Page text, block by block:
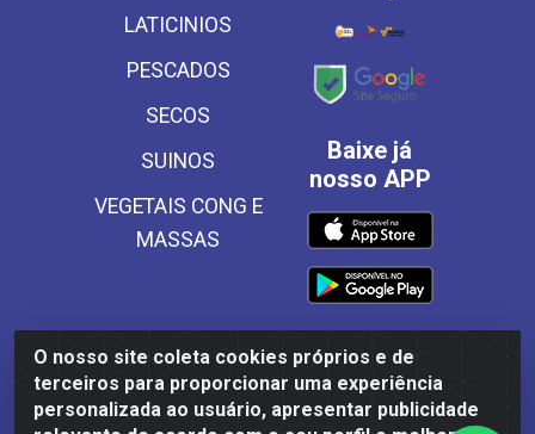
O nosso site coleta cookies próprios e de
terceiros para proporcionar uma experiência
personalizada ao usuário, apresentar publicidade
LATICINIOS
PESCADOS
SECOS
SUINOS
VEGETAIS CONG E
MASSAS
Baixe já
nosso APP
Frinscal - Distribuidora e Importadora de Alimentos LTDA -
Rodovia BR 101 Sul Km 187, 310 Galpão - Santa Rosa,
Palmares/PE - CEP 55540-000 - CNPJ 03.504.437/0001-50